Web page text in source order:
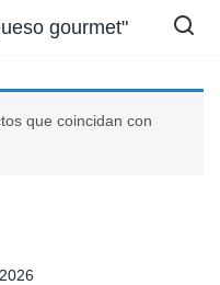
gourmet"
que coincidan con